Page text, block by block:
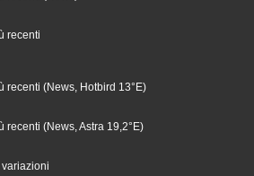
recenti
recenti (News, Hotbird 13°E)
recenti (News, Astra 19,2°E)
variazioni